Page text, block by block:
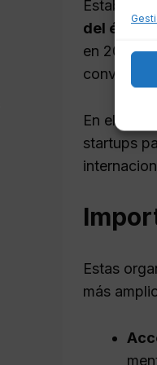
del éxito
en 2005,
En el
startups
Estas
más